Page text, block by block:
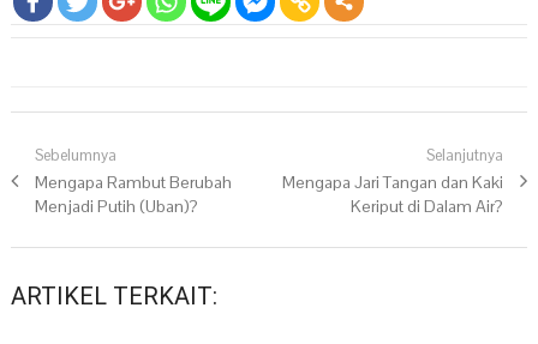
Navigasi pos
Sebelumnya
Previous post:
Mengapa Rambut Berubah
Menjadi Putih (Uban)?
Selanjutnya
Next post:
Mengapa Jari Tangan dan Kaki
Keriput di Dalam Air?
ARTIKEL TERKAIT: